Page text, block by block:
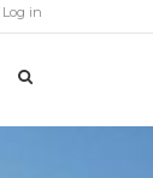
Log in